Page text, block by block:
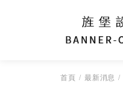
首頁 最新消息